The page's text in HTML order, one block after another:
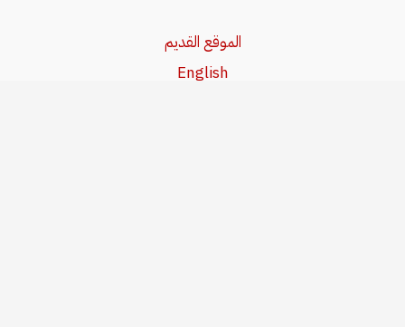
الموقع القديم
English